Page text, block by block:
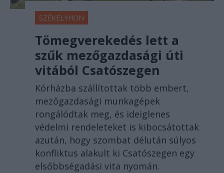
SZÉKELYHON
Tömegverekedés lett a
szűk mezőgazdasági úti
vitából Csatószegen
Kórházba szállítottak több embert,
mezőgazdasági munkagépek
rongálódtak meg, és ideiglenes
védelmi rendeleteket is kibocsátottak
azután, hogy szombat délután súlyos
konfliktus alakult ki Csatószegen egy
elsőbbségadási vita nyomán.